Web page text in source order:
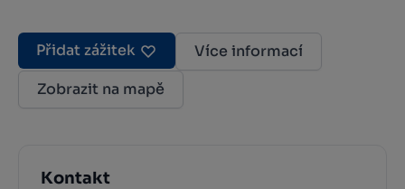
Přidat zážitek
Více informací
Zobrazit na mapě
Kontakt